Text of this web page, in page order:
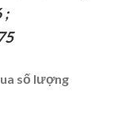
;
số lượng